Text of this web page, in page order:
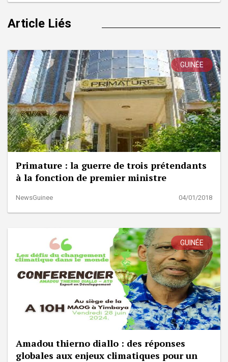
Article Liés
GUINÉE
Primature : la guerre de trois prétendants
à la fonction de premier ministre
NewsGuinee 04/01/2018
GUINÉE
Amadou thierno diallo : des réponses
globales aux enjeux climatiques pour un